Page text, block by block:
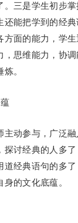
。三是学生初步
还能把学到的经
方面的能力，学
，思维能力，协
。
主动参与，广泛
讨经典的人多了
道经典语句的多
的文化底蕴。